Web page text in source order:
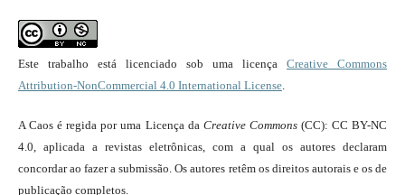
Este trabalho está licenciado sob uma licençaCreative Commons
Attribution-NonCommercial 4.0 International License.
A Caos é regida por uma Licença da Creative Commons(CC): CC BY-NC
4.0, aplicada a revistas eletrônicas, com a qual os autores declaram
concordar ao fazer a submissão. Os autores retêm os direitos autorais e os de
publicação completos.